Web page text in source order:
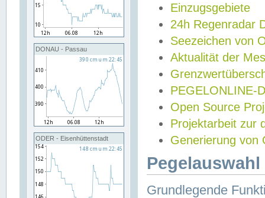
DONAU - Passau
ODER - Eisenhüttenstadt
Einzugsgebiete
24h Regenradar
Seezeichen von
Aktualität der
PEGELONLINE-
Open Source
Projektarbeit zur
Generierung von
Grundlegende